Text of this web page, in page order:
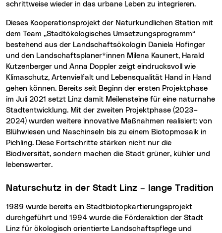
schrittweise wieder in das urbane Leben zu integrieren.
Dieses Kooperationsprojekt der Naturkundlichen Station mit
dem Team „Stadtökologisches Umsetzungsprogramm“
bestehend aus der Landschaftsökologin Daniela Hofinger
und den Landschaftsplaner*innen Milena Kaunert, Harald
Kutzenberger und Anna Doppler zeigt eindrucksvoll wie
Klimaschutz, Artenvielfalt und Lebensqualität Hand in Hand
gehen können. Bereits seit Beginn der ersten Projektphase
im Juli 2021 setzt Linz damit Meilensteine für eine naturnahe
Stadtentwicklung. Mit der zweiten Projektphase (2023–
2024) wurden weitere innovative Maßnahmen realisiert: von
Blühwiesen und Naschinseln bis zu einem Biotopmosaik in
Pichling. Diese Fortschritte stärken nicht nur die
Biodiversität, sondern machen die Stadt grüner, kühler und
lebenswerter.
Naturschutz in der Stadt Linz – lange Tradition
1989 wurde bereits ein Stadtbiotopkartierungsprojekt
durchgeführt und 1994 wurde die Förderaktion der Stadt
Linz für ökologisch orientierte Landschaftspflege und